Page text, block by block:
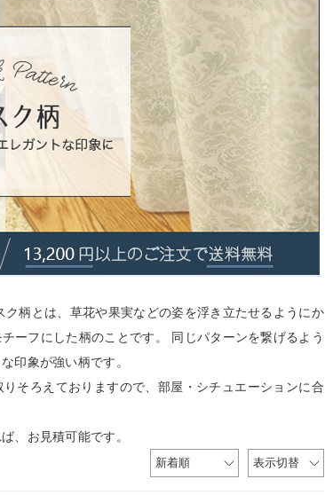
柄とは、草花や果実などの姿を浮き立たせるようにか
ーフにした柄のことです。 同じパターンを繋げるよう
印象が強い柄です。
そろえておりますので、部屋・シチュエーションに合
、お見積可能です。
新着順 表示切替